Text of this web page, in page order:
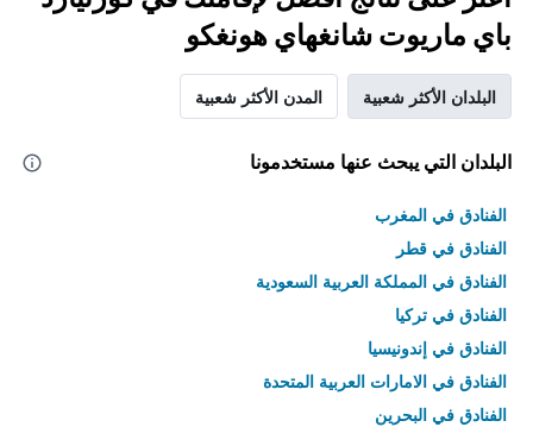
باي ماريوت شانغهاي هونغكو
البلدان الأكثر شعبية المدن الأكثر شعبية
البلدان التي يبحث عنها مستخدمونا
الفنادق في المغرب
الفنادق في قطر
الفنادق في المملكة العربية السعودية
الفنادق في تركيا
الفنادق في إندونيسيا
الفنادق في الامارات العربية المتحدة
الفنادق في البحرين